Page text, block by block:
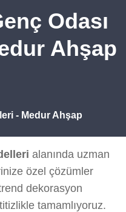
Odası
Ahşap
- Medur Ahşap
alanında uzman
özel çözümler
dekorasyon
tamamlıyoruz.